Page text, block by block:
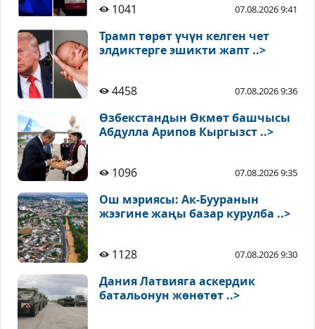
1041
07.08.2026 9:41
Трамп төрөт үчүн келген чет
элдиктерге эшикти жапт ..>
4458 07.08.2026 9:36
Өзбекстандын Өкмөт башчысы
Абдулла Арипов Кыргызст ..>
1096 07.08.2026 9:35
Ош мэриясы: Ак-Бууранын
жээгине жаңы базар курулба ..>
1128 07.08.2026 9:30
Дания Латвияга аскердик
батальонун жөнөтөт ..>